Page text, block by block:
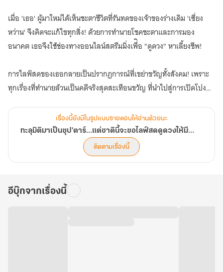
เล่ม
20
สด
ดูด
วง
ให้
มีชื่อ
เมื่อ 'เธอ' ผู้มาใหม่ได้เห็นชะตาชีวิตที่รันทดของเจ้าของร่างเดิม 'เซี่ยง
หว่าน' จึงคิดจะแก้ไขทุกสิ่ง! ด้วยการทำนายโชคชะตาและการมอง
อนาคต เธอจึงใช้ช่องทางออนไลน์สตรีมมิ่งเพื่ิอ "ดูดวง" หาเลี้ยงชีพ!
การไลฟ์สดของเธอกลายเป็นปรากฏการณ์ที่เขย่าขวัญทั้งสังคม! เพราะ
ทุกเรื่องที่ทำนายล้วนเป็นคดีจริงสุดสะเทือนขวัญ ที่นำไปสู่การเปิดโปง
800)
เรื่องนี้ยังมีในรูปแบบรายตอนให้อ่านด้วยนะ
ทะลุมิติมาเป็นซุป'ตาร์...แต่ชาตินี้จะขอไลฟ์สดดูดวงให้มีชื่อเสียง
ติดตามเรื่องนี้
อีบุ๊กจากเรื่องนี้